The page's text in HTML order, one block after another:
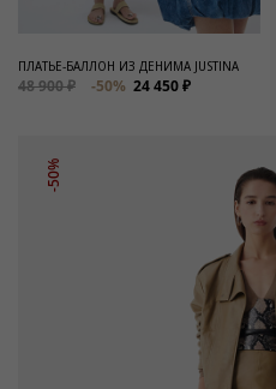
ПЛАТЬЕ-БАЛЛОН ИЗ ДЕНИМА JUSTINA
48 900 ₽ -50% 24 450 ₽
-50%